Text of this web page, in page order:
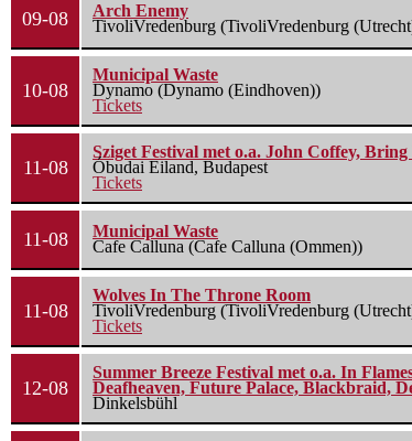
09-08
Arch Enemy
TivoliVredenburg (TivoliVredenburg
10-08
Municipal Waste
Dynamo (Dynamo (Eindhoven))
Tickets
11-08
Sziget Festival met o.a. John Coffey,
Óbudai Eiland, Budapest
Tickets
11-08
Municipal Waste
Cafe Calluna (Cafe Calluna (Ommen))
11-08
Wolves In The Throne Room
TivoliVredenburg (TivoliVredenburg
Tickets
12-08
Summer Breeze Festival met o.a. In
Deafheaven, Future Palace, Blackbraid,
Dinkelsbühl